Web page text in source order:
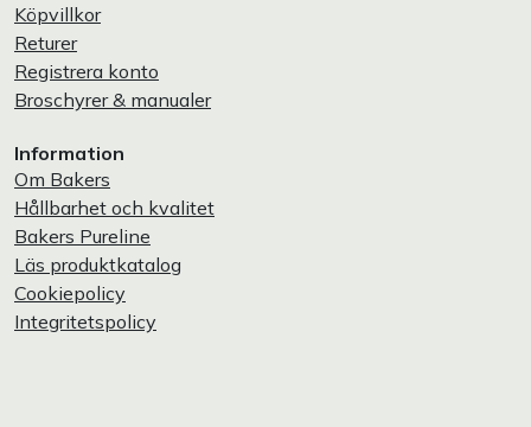
Köpvillkor
Returer
Registrera konto
Broschyrer & manualer
Information
Om Bakers
Hållbarhet och kvalitet
Bakers Pureline
Läs produktkatalog
Cookiepolicy
Integritetspolicy